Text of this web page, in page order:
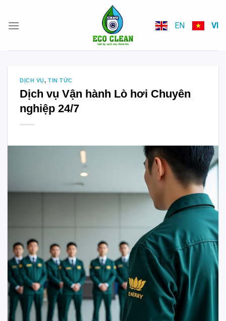
content
EN VI
DỊCH VỤ,TIN TỨC
Dịch vụ Vận hành Lò hơi Chuyên
nghiệp 24/7